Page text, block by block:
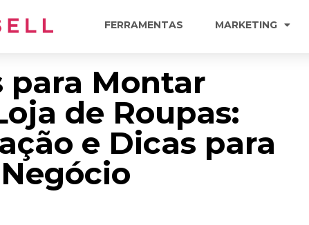
FERRAMENTAS MARKETING
para Montar
de Roupas:
e Dicas para